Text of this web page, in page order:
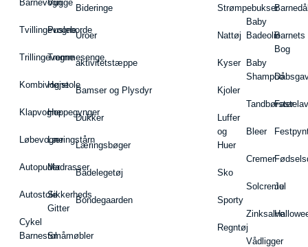
Barnevogn
Tvillingevogne
Trillingevogne
Kombivogne
Klapvogne
Løbevogne
Autopuder
Autostole
Cykel
Barnestol
Vugge
Pusleborde
Tremmesenge
Højstole
Hoppegynger
Læringstårn
Madrasser
Sikkerheds
Gitter
Småmøbler
Bideringe
Uroer
aktivitetstæppe
Bamser og Plysdyr
Dukker
Læringsbøger
Badelegetøj
Bondegaarden
Strømpebukser
Nattøj
Kyser
Kjoler
Luffer
og
Huer
Sko
Sporty
Regntøj
Baby
Badeolie
Baby
Shampoo
Tandbørster
Bleer
Cremer
Solcreme
Zinksalve
Vådligger
Barnets
Bog
Jul